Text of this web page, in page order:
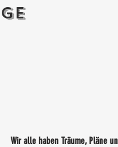
ge
Wir alle haben Träume, Pläne